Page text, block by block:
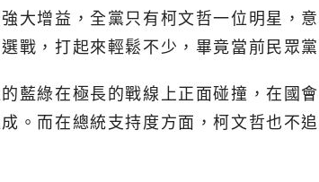
大增益，全黨只有柯文哲一位明星，
戰，打起來輕鬆不少，畢竟當前民眾
藍綠在極長的戰線上正面碰撞，在國
。而在總統支持度方面，柯文哲也不